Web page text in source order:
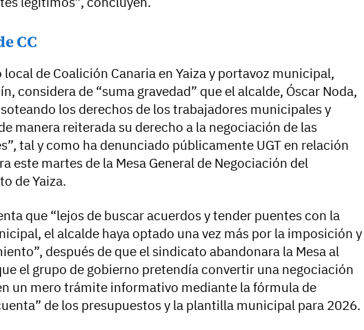
CC
local de Coalición Canaria en Yaiza y portavoz municipal,
considera de “suma gravedad” que el alcalde, Óscar Noda,
los derechos de los trabajadores municipales y
manera reiterada su derecho a la negociación de las
tal y como ha denunciado públicamente UGT en relación
este martes de la Mesa General de Negociación del
de Yaiza.
que “lejos de buscar acuerdos y tender puentes con la
el alcalde haya optado una vez más por la imposición y
después de que el sindicato abandonara la Mesa al
el grupo de gobierno pretendía convertir una negociación
un mero trámite informativo mediante la fórmula de
de los presupuestos y la plantilla municipal para 2026.